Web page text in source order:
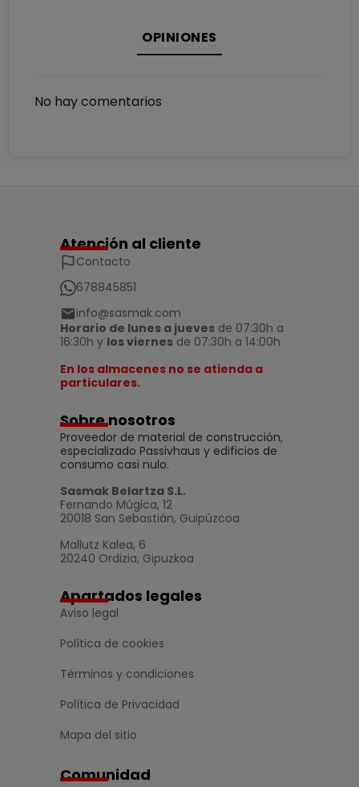
OPINIONES
No hay comentarios
Atención al cliente
Contacto
678845851
info@sasmak.com
Horario de lunes a jueves de 07:30h a
16:30h y los viernes de 07:30h a 14:00h
En los almacenes no se atienda a
particulares.
Sobre nosotros
Proveedor de material de construcción,
especializado Passivhaus y edificios de
consumo casi nulo.
Sasmak Belartza S.L.
Fernando Múgica, 12
20018 San Sebastián, Guipúzcoa
Mallutz Kalea, 6
20240 Ordizia, Gipuzkoa
Apartados legales
Aviso legal
Política de cookies
Términos y condiciones
Política de Privacidad
Mapa del sitio
Comunidad